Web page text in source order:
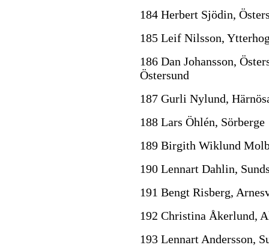
184 Herbert Sjödin,
185 Leif Nilsson,
186 Dan Johansson,
Östersund
187 Gurli Nylund,
188 Lars Öhlén, Sörberge
189 Birgith Wiklund
190 Lennart Dahlin,
191 Bengt Risberg,
192 Christina Åkerlund,
193 Lennart Andersson,